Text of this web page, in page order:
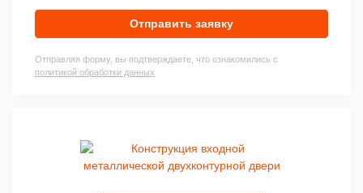
Отправить заявку
Отправляя форму, вы подтверждаете, что ознакомились с
политикой обработки данных